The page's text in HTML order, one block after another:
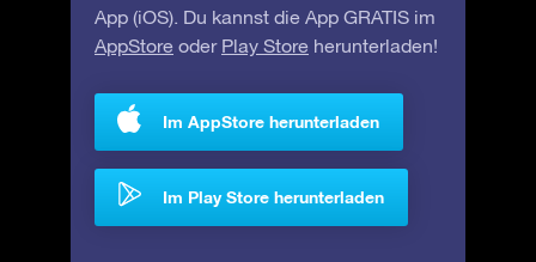
App (iOS). Du kannst die App GRATIS im
AppStore oder Play Store herunterladen!
Im AppStore herunterladen
Im Play Store herunterladen